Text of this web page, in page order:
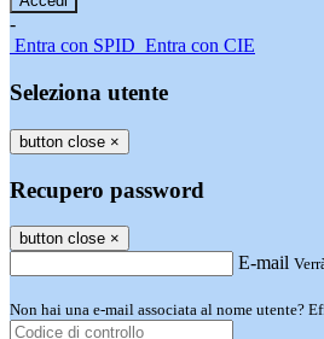
-
Entra con SPID Entra con CIE
Seleziona utente
button close ×
Recupero password
button close ×
E-mail
Non hai una e-mail associata al nome utente?